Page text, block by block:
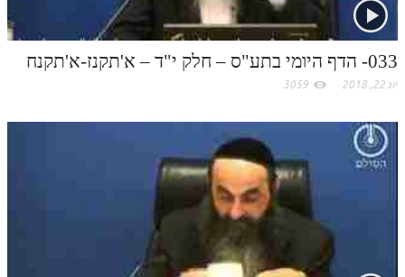
033- הדף היומי בתע"ס – חלק י"ד – א'תקנז-א'תקנח
יונ 22, 2018 3059